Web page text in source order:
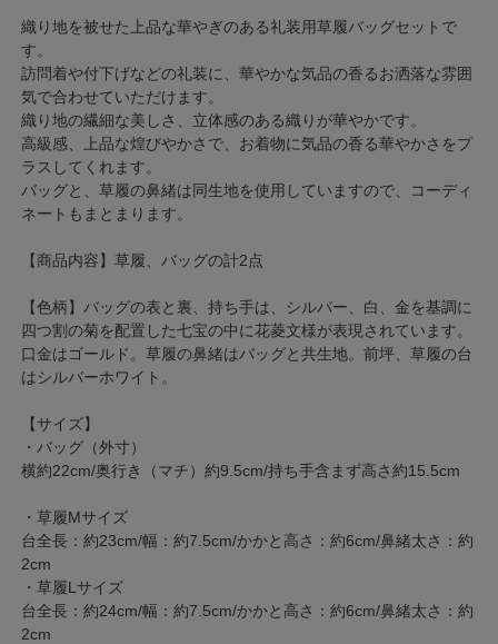
織り地を被せた上品な華やぎのある礼装用草履バッグセットで
す。
訪問着や付下げなどの礼装に、華やかな気品の香るお洒落な雰囲
気で合わせていただけます。
織り地の繊細な美しさ、立体感のある織りが華やかです。
高級感、上品な煌びやかさで、お着物に気品の香る華やかさをプ
ラスしてくれます。
バッグと、草履の鼻緒は同生地を使用していますので、コーディ
ネートもまとまります。
【商品内容】草履、バッグの計2点
【色柄】バッグの表と裏、持ち手は、シルバー、白、金を基調に
四つ割の菊を配置した七宝の中に花菱文様が表現されています。
口金はゴールド。草履の鼻緒はバッグと共生地。前坪、草履の台
はシルバーホワイト。
【サイズ】
・バッグ（外寸）
横約22cm/奥行き（マチ）約9.5cm/持ち手含まず高さ約15.5cm
・草履Mサイズ
台全長：約23cm/幅：約7.5cm/かかと高さ：約6cm/鼻緒太さ：約
2cm
・草履Lサイズ
台全長：約24cm/幅：約7.5cm/かかと高さ：約6cm/鼻緒太さ：約
2cm